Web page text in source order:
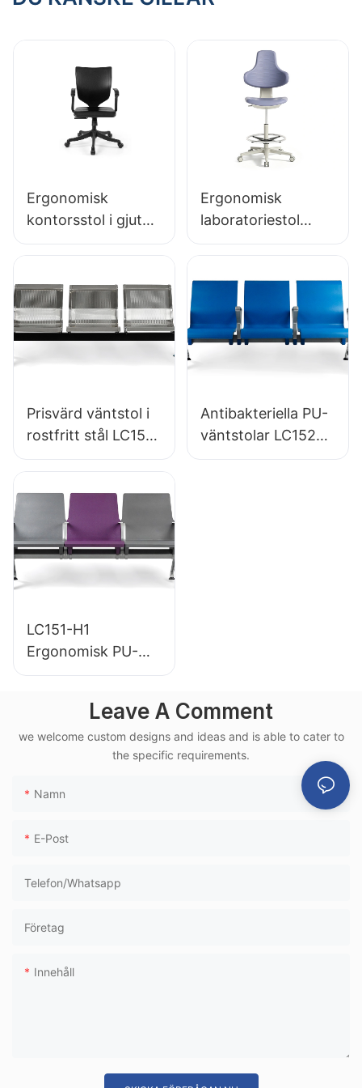
Ergonomisk
kontorsstol i gjuten
PU-skum direkt
HEWEI SEATING
Ergonomisk
laboratoriestol
slitstark PU-skum
SEATING
Prisvärd väntstol i
rostfritt stål LC153-
H1 Perfekt för olika
utrymmen
Antibakteriella PU-
väntstolar LC152
aluminiumbas för
LC151-H1
Ergonomisk PU-
väntstol för
aluminiumram för
användning i
höghastighetstågte
Leave A Comment
we welcome custom designs and ideas and is able to cater to
the specific requirements.
Namn
E-Post
Telefon/whatsapp
Företag
Innehåll